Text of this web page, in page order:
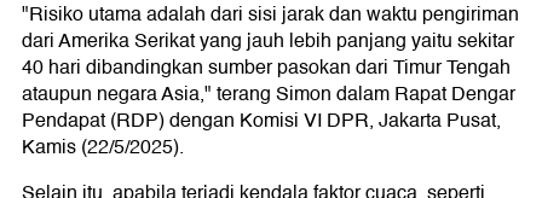
"Risiko utama adalah dari sisi jarak dan waktu pengiriman
dari Amerika Serikat yang jauh lebih panjang yaitu sekitar
40 hari dibandingkan sumber pasokan dari Timur Tengah
ataupun negara Asia," terang Simon dalam Rapat Dengar
Pendapat (RDP) dengan Komisi VI DPR, Jakarta Pusat,
Kamis (22/5/2025).